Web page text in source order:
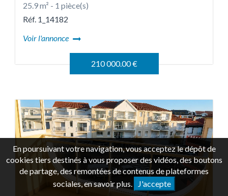
En poursuivant votre navigation, vous acceptez le dépôt de
cookies tiers destinés à vous proposer des vidéos, des boutons
de partage, des remontées de contenus de plateformes
sociales,en savoir plus. J'accepte
25.9 m² - 1 pièce(s)
Réf. 1_14182
Voir l'annonce
210 000.00 €